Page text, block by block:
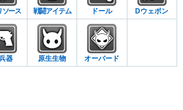
ソース 戦闘アイテム ドール Dウェポン
器 原生生物 オーバード